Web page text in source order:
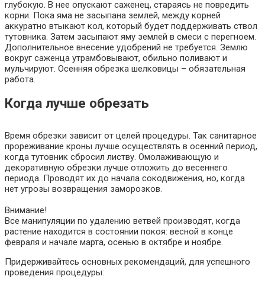
глубокую. В нее опускают саженец, стараясь не повредить
корни. Пока яма не засыпана землей, между корней
аккуратно втыкают кол, который будет поддерживать ствол
тутовника. Затем засыпают яму землей в смеси с перегноем.
Дополнительное внесение удобрений не требуется. Землю
вокруг саженца утрамбовывают, обильно поливают и
мульчируют. Осенняя обрезка шелковицы – обязательная
работа.
Когда лучше обрезать
Время обрезки зависит от целей процедуры. Так санитарное
прореживание кроны лучше осуществлять в осенний период,
когда тутовник сбросил листву. Омолаживающую и
декоративную обрезки лучше отложить до весеннего
периода. Проводят их до начала сокодвижения, но, когда
нет угрозы возвращения заморозков.
Внимание!
Все манипуляции по удалению ветвей производят, когда
растение находится в состоянии покоя: весной в конце
февраля и начале марта, осенью в октябре и ноябре.
Придерживайтесь основных рекомендаций, для успешного
проведения процедуры: